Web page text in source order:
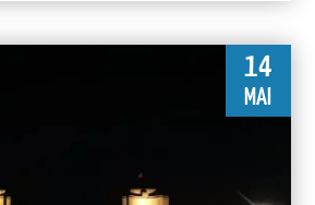
14
MAI